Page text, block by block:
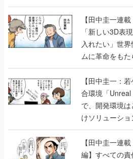
【若ゲのいた
【田中圭一連
「新しい3D表
入れたい」世
ムに革命をも
のいたり】
【田中圭一：
合環境「
で、開発環境
けソリューシ
に行って、よ
【田中圭一連
編】すべての責